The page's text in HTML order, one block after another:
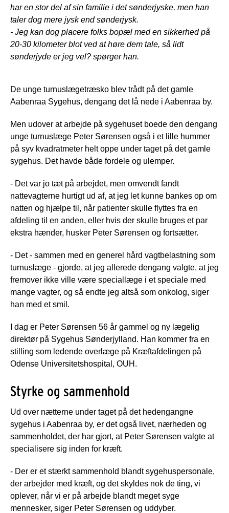
har en stor del af sin familie i det sønderjyske, men han
taler dog mere jysk end sønderjysk.
- Jeg kan dog placere folks bopæl med en sikkerhed på
20-30 kilometer blot ved at høre dem tale, så lidt
sønderjyde er jeg vel? spørger han.
De unge turnuslægetræsko blev trådt på det gamle
Aabenraa Sygehus, dengang det lå nede i Aabenraa by.
Men udover at arbejde på sygehuset boede den dengang
unge turnuslæge Peter Sørensen også i et lille hummer
på syv kvadratmeter helt oppe under taget på det gamle
sygehus. Det havde både fordele og ulemper.
- Det var jo tæt på arbejdet, men omvendt fandt
nattevagterne hurtigt ud af, at jeg let kunne bankes op om
natten og hjælpe til, når patienter skulle flyttes fra en
afdeling til en anden, eller hvis der skulle bruges et par
ekstra hænder, husker Peter Sørensen og fortsætter.
- Det - sammen med en generel hård vagtbelastning som
turnuslæge - gjorde, at jeg allerede dengang valgte, at jeg
fremover ikke ville være speciallæge i et speciale med
mange vagter, og så endte jeg altså som onkolog, siger
han med et smil.
I dag er Peter Sørensen 56 år gammel og ny lægelig
direktør på Sygehus Sønderjylland. Han kommer fra en
stilling som ledende overlæge på Kræftafdelingen på
Odense Universitetshospital, OUH.
Styrke og sammenhold
Ud over nætterne under taget på det hedengangne
sygehus i Aabenraa by, er det også livet, nærheden og
sammenholdet, der har gjort, at Peter Sørensen valgte at
specialisere sig inden for kræft.
- Der er et stærkt sammenhold blandt sygehuspersonale,
der arbejder med kræft, og det skyldes nok de ting, vi
oplever, når vi er på arbejde blandt meget syge
mennesker, siger Peter Sørensen og uddyber.